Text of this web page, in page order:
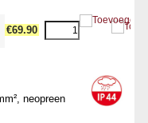
€69.90
neopreen